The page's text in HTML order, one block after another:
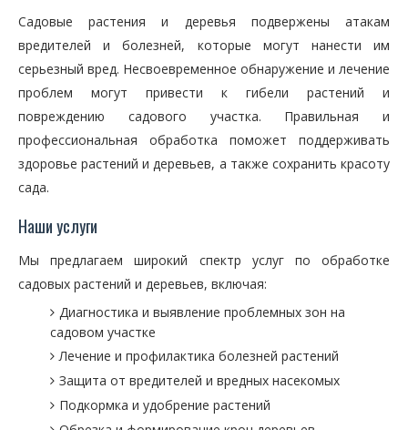
Садовые растения и деревья подвержены атакам
вредителей и болезней, которые могут нанести им
серьезный вред. Несвоевременное обнаружение и лечение
проблем могут привести к гибели растений и
повреждению садового участка. Правильная и
профессиональная обработка поможет поддерживать
здоровье растений и деревьев, а также сохранить красоту
сада.
Наши услуги
Мы предлагаем широкий спектр услуг по обработке
садовых растений и деревьев, включая:
Диагностика и выявление проблемных зон на
садовом участке
Лечение и профилактика болезней растений
Защита от вредителей и вредных насекомых
Подкормка и удобрение растений